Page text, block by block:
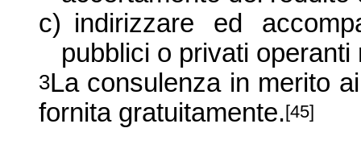
c) indirizzare ed
pubblici o privati operanti
3La consulenza in merito
fornita gratuitamente.[45]